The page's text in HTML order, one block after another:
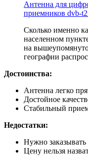
Антенна для
приемников dvb-
Сколько именно
населенном
на
географии
Достоинства:
Антенна легко
Достойное
Стабильный
Недостатки:
Нужно заказывать
Цену нельзя